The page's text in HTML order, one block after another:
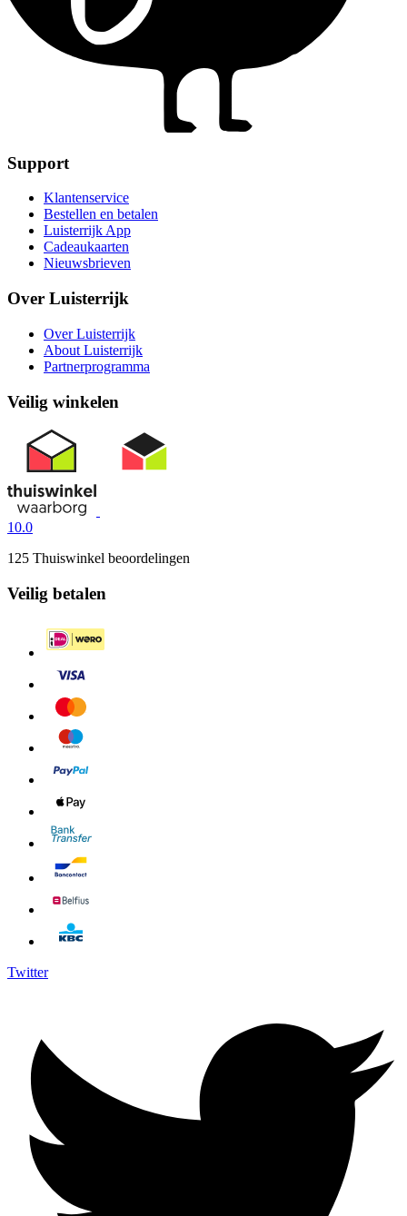
Support
Klantenservice
Bestellen en betalen
Luisterrijk App
Cadeaukaarten
Nieuwsbrieven
Over Luisterrijk
Over Luisterrijk
About Luisterrijk
Partnerprogramma
Veilig winkelen
10.0
125 Thuiswinkel beoordelingen
Veilig betalen
Twitter